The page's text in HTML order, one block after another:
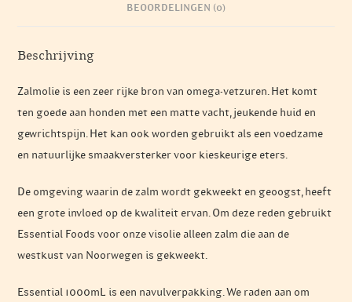
BEOORDELINGEN (0)
Beschrijving
Zalmolie is een zeer rijke bron van omega-vetzuren. Het komt
ten goede aan honden met een matte vacht, jeukende huid en
gewrichtspijn. Het kan ook worden gebruikt als een voedzame
en natuurlijke smaakversterker voor kieskeurige eters.
De omgeving waarin de zalm wordt gekweekt en geoogst, heeft
een grote invloed op de kwaliteit ervan. Om deze reden gebruikt
Essential Foods voor onze visolie alleen zalm die aan de
westkust van Noorwegen is gekweekt.
Essential 1000mL is een navulverpakking. We raden aan om